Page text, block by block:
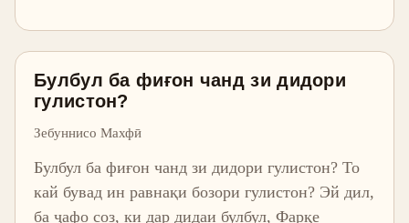
Булбул ба фиғон чанд зи дидори
гулистон?
Зебуннисо Махфӣ
Булбул ба фиғон чанд зи дидори гулистон? То
кай бувад ин равнақи бозори гулистон? Эй дил,
ба ҷафо соз, ки дар дидаи булбул, Фарқе